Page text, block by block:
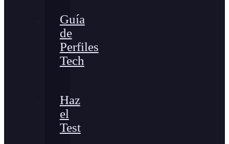
Guía
de
Perfiles
Tech
Haz
el
Test